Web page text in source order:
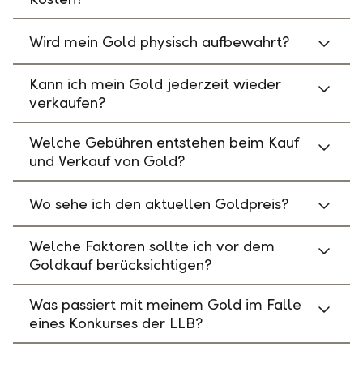
Wird mein Gold physisch aufbewahrt?
Kann ich mein Gold jederzeit wieder
verkaufen?
Welche Gebühren entstehen beim Kauf
und Verkauf von Gold?
Wo sehe ich den aktuellen Goldpreis?
Welche Faktoren sollte ich vor dem
Goldkauf berücksichtigen?
Was passiert mit meinem Gold im Falle
eines Konkurses der LLB?